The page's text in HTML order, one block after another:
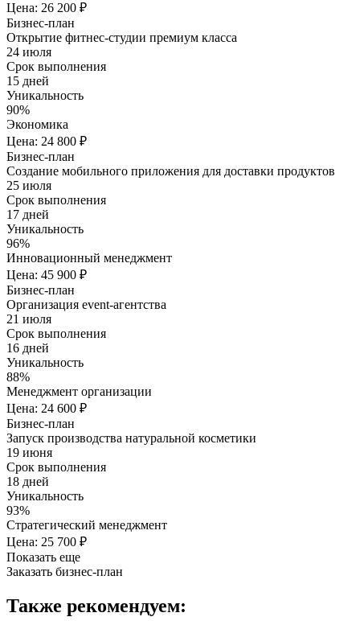
Цена: 26 200 ₽
Бизнес-план
Открытие фитнес-студии премиум класса
24 июля
Срок выполнения
15 дней
Уникальность
90%
Экономика
Цена: 24 800 ₽
Бизнес-план
Создание мобильного приложения для доставки продуктов
25 июля
Срок выполнения
17 дней
Уникальность
96%
Инновационный менеджмент
Цена: 45 900 ₽
Бизнес-план
Организация event-агентства
21 июля
Срок выполнения
16 дней
Уникальность
88%
Менеджмент организации
Цена: 24 600 ₽
Бизнес-план
Запуск производства натуральной косметики
19 июня
Срок выполнения
18 дней
Уникальность
93%
Стратегический менеджмент
Цена: 25 700 ₽
Показать еще
Заказать бизнес-план
Также рекомендуем: